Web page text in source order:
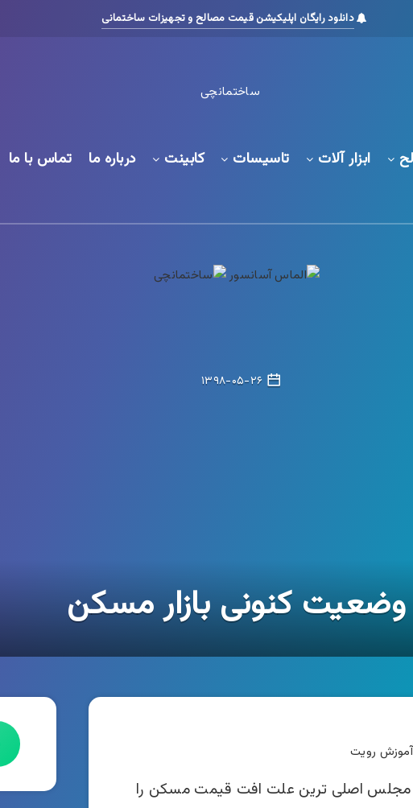
دانلود رایگان اپلیکیشن قیمت مصالح و تجهیزات ساختمانی
ابزار آلات تاسیسات کابینت درباره ما تماس با ما
وضعیت کنونی بازار مسکن
مجلس اصلی ترین علت افت قیمت مسکن را